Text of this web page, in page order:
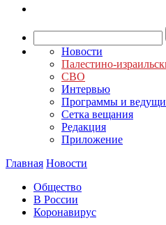
Новости
Палестино-
СВО
Интервью
Программы и
Сетка вещания
Редакция
Приложение
Главная Новости
Общество
В России
Коронавирус